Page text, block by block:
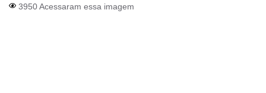
3950 Acessaram essa imagem